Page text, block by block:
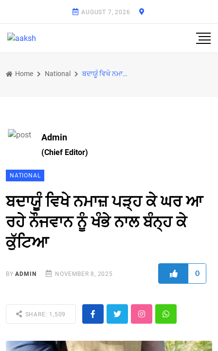
AUGUST 7, 2026
Home National ਬਦਾਯੂੰ ਵਿਖੇ ਨਮਾਜ਼ ਪੜ੍ਹ ਕੇ ਘਰ ਆ ਰਹੇ ਨੌਜਵਾਨ ਨੂੰ ਖੰਭੇ ਨਾਲ ਬੰਨ੍ਹ ਕੇ ਕੁੱਟਿਆ
Admin
(Chief Editor)
NATIONAL
ਬਦਾਯੂੰ ਵਿਖੇ ਨਮਾਜ਼ ਪੜ੍ਹ ਕੇ ਘਰ ਆ
ਰਹੇ ਨੌਜਵਾਨ ਨੂੰ ਖੰਭੇ ਨਾਲ ਬੰਨ੍ਹ ਕੇ
ਕੁੱਟਿਆ
BYADMIN NOVEMBER 8, 2025 0
SHARE: 1,509